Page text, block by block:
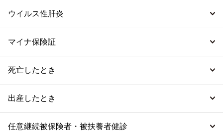
ウイルス性肝炎
マイナ保険証
死亡したとき
出産したとき
任意継続被保険者・被扶養者健診